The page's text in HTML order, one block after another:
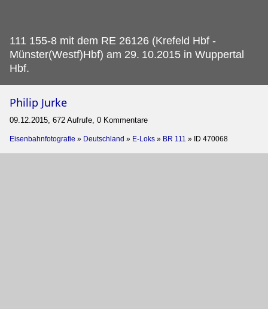
111 155-8 mit dem RE 26126 (Krefeld Hbf -
Münster(Westf)Hbf) am 29. 10.2015 in Wuppertal
Hbf.
Philip Jurke
09.12.2015, 672 Aufrufe, 0 Kommentare
Eisenbahnfotografie » Deutschland » E-Loks » BR 111 » ID 470068